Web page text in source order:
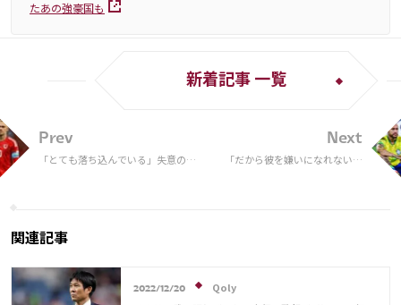
たあの強豪国も
Prev
「とても落ち込んでいる」失意のW
新着記事 一覧
Next
「だから彼を嫌いになれない」
関連記事
2022/12/20
Qoly